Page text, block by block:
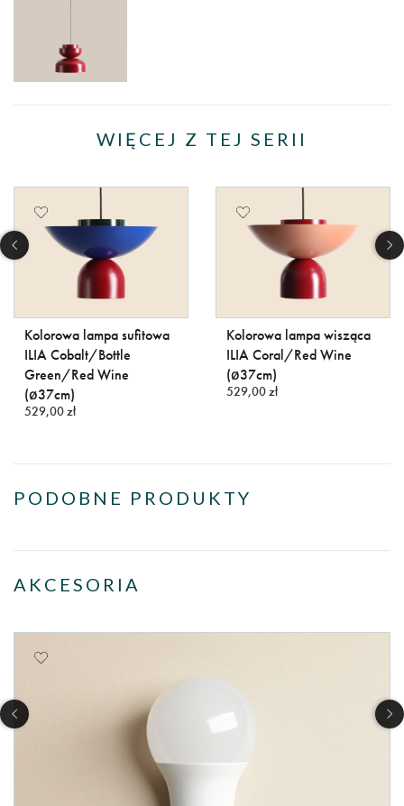
WIĘCEJ Z TEJ SERII
Kolorowa lampa sufitowa
ILIA Cobalt/Bottle
Green/Red Wine
(ø37cm)
529,00 zł
Kolorowa lampa wisząca
ILIA Coral/Red Wine
(ø37cm)
529,00 zł
PODOBNE PRODUKTY
AKCESORIA